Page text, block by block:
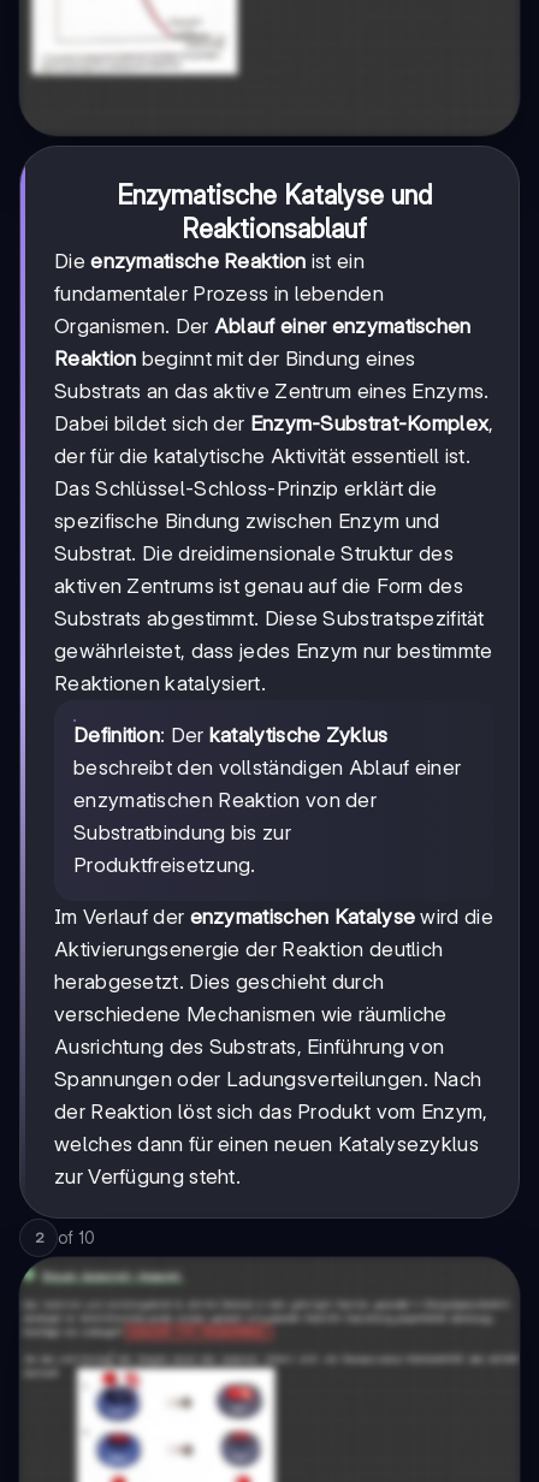
Enzymatische Katalyse und
Reaktionsablauf
Dieenzymatische Reaktion ist ein
fundamentaler Prozess in lebenden
Organismen. Der Ablauf einer enzymatischen
Reaktion beginnt mit der Bindung eines
Substrats an das aktive Zentrum eines Enzyms.
Dabei bildet sich der Enzym-Substrat-Komplex,
der für die katalytische Aktivität essentiell ist.
Das Schlüssel-Schloss-Prinzip erklärt die
spezifische Bindung zwischen Enzym und
Substrat. Die dreidimensionale Struktur des
aktiven Zentrums ist genau auf die Form des
Substrats abgestimmt. Diese Substratspezifität
gewährleistet, dass jedes Enzym nur bestimmte
Reaktionen katalysiert.
Definition: Der katalytische Zyklus
beschreibt den vollständigen Ablauf einer
enzymatischen Reaktion von der
Substratbindung bis zur
Produktfreisetzung.
Im Verlauf der enzymatischen Katalyse wird die
Aktivierungsenergie der Reaktion deutlich
herabgesetzt. Dies geschieht durch
verschiedene Mechanismen wie räumliche
Ausrichtung des Substrats, Einführung von
Spannungen oder Ladungsverteilungen. Nach
der Reaktion löst sich das Produkt vom Enzym,
welches dann für einen neuen Katalysezyklus
zur Verfügung steht.
2 of 10